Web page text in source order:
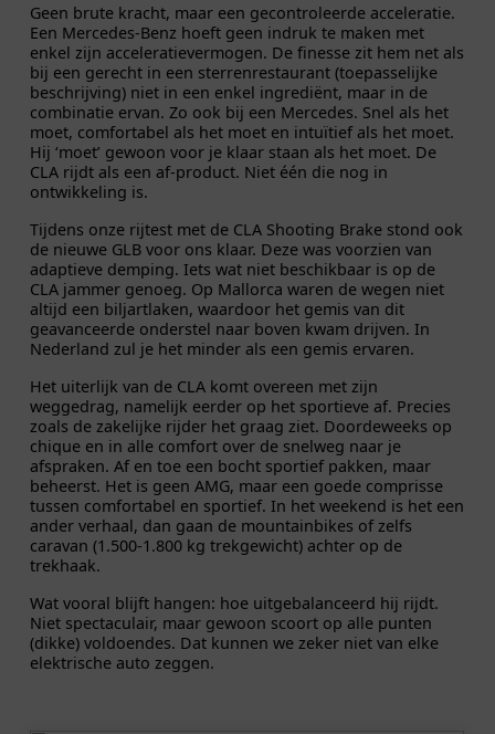
Geen brute kracht, maar een gecontroleerde acceleratie.
Een Mercedes-Benz hoeft geen indruk te maken met
enkel zijn acceleratievermogen. De finesse zit hem net als
bij een gerecht in een sterrenrestaurant (toepasselijke
beschrijving) niet in een enkel ingrediënt, maar in de
combinatie ervan. Zo ook bij een Mercedes. Snel als het
moet, comfortabel als het moet en intuïtief als het moet.
Hij ‘moet’ gewoon voor je klaar staan als het moet. De
CLA rijdt als een af-product. Niet één die nog in
ontwikkeling is.
Tijdens onze rijtest met de CLA Shooting Brake stond ook
de nieuwe GLB voor ons klaar. Deze was voorzien van
adaptieve demping. Iets wat niet beschikbaar is op de
CLA jammer genoeg. Op Mallorca waren de wegen niet
altijd een biljartlaken, waardoor het gemis van dit
geavanceerde onderstel naar boven kwam drijven. In
Nederland zul je het minder als een gemis ervaren.
Het uiterlijk van de CLA komt overeen met zijn
weggedrag, namelijk eerder op het sportieve af. Precies
zoals de zakelijke rijder het graag ziet. Doordeweeks op
chique en in alle comfort over de snelweg naar je
afspraken. Af en toe een bocht sportief pakken, maar
beheerst. Het is geen AMG, maar een goede comprisse
tussen comfortabel en sportief. In het weekend is het een
ander verhaal, dan gaan de mountainbikes of zelfs
caravan (1.500-1.800 kg trekgewicht) achter op de
trekhaak.
Wat vooral blijft hangen: hoe uitgebalanceerd hij rijdt.
Niet spectaculair, maar gewoon scoort op alle punten
(dikke) voldoendes. Dat kunnen we zeker niet van elke
elektrische auto zeggen.